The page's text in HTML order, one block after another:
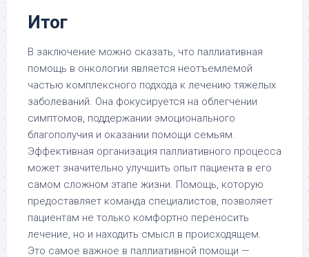
Итог
В заключение можно сказать, что паллиативная
помощь в онкологии является неотъемлемой
частью комплексного подхода к лечению тяжелых
заболеваний. Она фокусируется на облегчении
симптомов, поддержании эмоционального
благополучия и оказании помощи семьям.
Эффективная организация паллиативного процесса
может значительно улучшить опыт пациента в его
самом сложном этапе жизни. Помощь, которую
предоставляет команда специалистов, позволяет
пациентам не только комфортно переносить
лечение, но и находить смысл в происходящем.
Это самое важное в паллиативной помощи —